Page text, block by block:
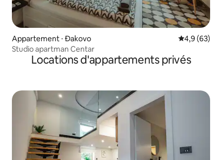
Appartement ⋅ Đakovo Évaluation
4,9 (63)
Studio apartman Centar
Locations d'appartements privés